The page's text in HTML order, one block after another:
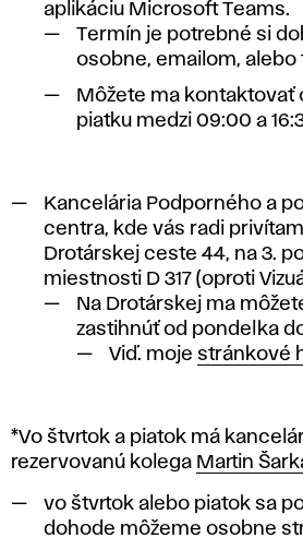
p
d
n
t
o
aplikáciu Microsoft Teams.
Termín je potrebné si
osobne, emailom, alebo
Môžete ma kontaktovať
piatku medzi 09:00 a
Kancelária Podporného a
centra, kde vás radi
Drotárskej ceste 44, na 3.
miestnosti D 317 (oproti
Na Drotárskej ma
zastihnúť od pondelka
Viď. moje stránkové
*Vo štvrtok a piatok má
rezervovanú kolega Martin
vo štvrtok alebo piatok sa
dohode môžeme osobne